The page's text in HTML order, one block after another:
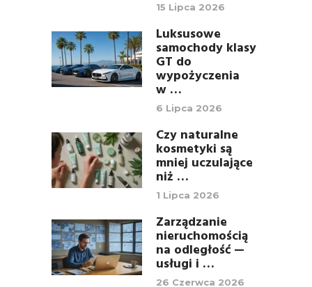
15 Lipca 2026
Luksusowe
samochody klasy
GT do
wypożyczenia
w …
6 Lipca 2026
Czy naturalne
kosmetyki są
mniej uczulające
niż …
1 Lipca 2026
Zarządzanie
nieruchomością
na odległość —
usługi i …
26 Czerwca 2026